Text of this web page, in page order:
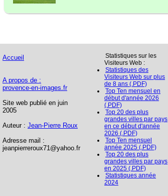
Accueil
A propos de :
provence-en-images.fr
Site web publié en juin
2005
Auteur : Jean-Pierre Roux
Adresse mail :
jeanpierreroux71@yahoo.fr
Statistiques sur les
Visiteurs Web :
Statistiques des
Visiteurs Web sur plus
de 8 ans (.PDF)
Top Ten mensuel en
début d'année 2026
(.PDF)
Top 20 des plus
grandes villes par pays
en ce début d'année
2026 (.PDF)
Top Ten mensuel
année 2025 (.PDF)
Top 20 des plus
grandes villes par pays
en 2025 (.PDF)
Statistiques année
2024